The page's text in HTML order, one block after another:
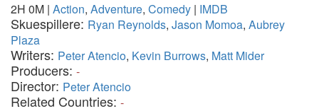
2H 0M | Action, Adventure, Comedy | IMDB
Skuespillere: Ryan Reynolds, Jason Momoa, Aubrey
Plaza
Writers: Peter Atencio, Kevin Burrows, Matt Mider
Producers: -
Director: Peter Atencio
Related Countries: -